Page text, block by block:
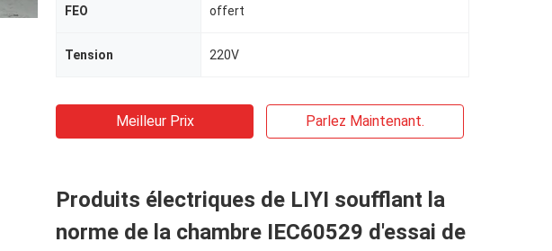
FEO offert
Tension 220V
Meilleur Prix Parlez Maintenant.
Produits électriques de LIYI soufflant la
norme de la chambre IEC60529 d'essai de